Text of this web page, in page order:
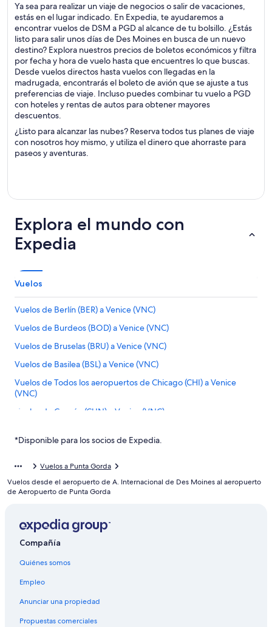
Ya sea para realizar un viaje de negocios o salir de vacaciones,
estás en el lugar indicado. En Expedia, te ayudaremos a
encontrar vuelos de DSM a PGD al alcance de tu bolsillo. ¿Estás
listo para salir unos días de Des Moines en busca de un nuevo
destino? Explora nuestros precios de boletos económicos y filtra
por fecha y hora de vuelo hasta que encuentres lo que buscas.
Desde vuelos directos hasta vuelos con llegadas en la
madrugada, encontrarás el boleto de avión que se ajuste a tus
preferencias de viaje. Incluso puedes combinar tu vuelo a PGD
con hoteles y rentas de autos para obtener mayores
descuentos.
¿Listo para alcanzar las nubes? Reserva todos tus planes de viaje
con nosotros hoy mismo, y utiliza el dinero que ahorraste para
paseos y aventuras.
Explora el mundo con
Expedia
Vuelos
Vuelos de Berlín (BER) a Venice (VNC)
Vuelos de Burdeos (BOD) a Venice (VNC)
Vuelos de Bruselas (BRU) a Venice (VNC)
Vuelos de Basilea (BSL) a Venice (VNC)
Vuelos de Todos los aeropuertos de Chicago (CHI) a Venice
(VNC)
Vuelos de Cancún (CUN) a Venice (VNC)
Vuelos de Kansas City (MCI) a Venice (VNC)
Vuelos de Orlando (MCO) a Venice (VNC)
Vuelos de Sarasota (SRQ) a Venice (VNC)
Vuelos de Austin (AUS) a Fort Myers (RSW)
Vuelos de León (BJX) a Fort Myers (RSW)
*Disponible para los socios de Expedia.
Vuelos a Punta Gorda
Vuelos desde el aeropuerto de A. Internacional de Des Moines al aeropuerto
de Aeropuerto de Punta Gorda
Compañía
Quiénes somos
Empleo
Anunciar una propiedad
Propuestas comerciales